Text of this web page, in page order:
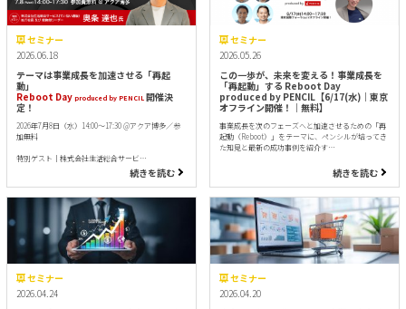
セミナー
2026.06.18
テーマは事業成長を加速させる「再起
動」
Reboot Dayproduced by PENCIL 開催決
定！
2026年7月8日（水）14:00～17:30 @アクア博多／参
加無料
特別ゲスト｜株式会社生活総合サービ…
続きを読む
セミナー
2026.05.26
この一歩が、未来を変える！事業成長を
「再起動」する Reboot Day
produced by PENCIL【6/17(水)｜東京
オフライン開催！｜無料】
事業成長を次のフェーズへと加速させるための「再
起動（Reboot）」をテーマに、ペンシルが培ってき
た知見と最新の成功事例を紹介す…
続きを読む
セミナー
2026.04.24
セミナー
2026.04.20